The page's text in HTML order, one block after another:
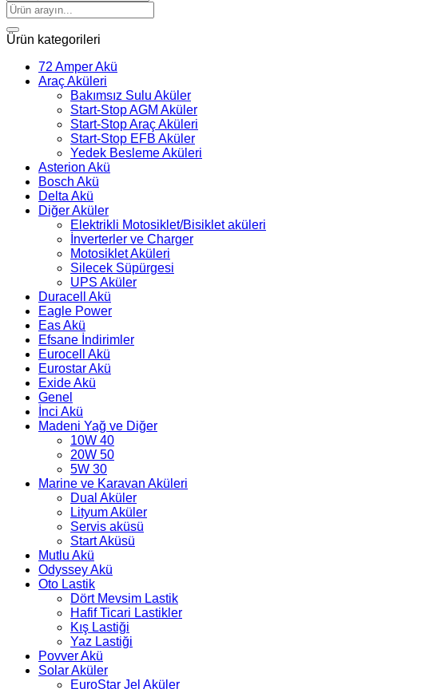
Ara:
Ürün kategorileri
72 Amper Akü
Araç Aküleri
Bakımsız Sulu Aküler
Start-Stop AGM Aküler
Start-Stop Araç Aküleri
Start-Stop EFB Aküler
Yedek Besleme Aküleri
Asterion Akü
Bosch Akü
Delta Akü
Diğer Aküler
Elektrikli Motosiklet/Bisiklet aküleri
İnverterler ve Charger
Motosiklet Aküleri
Silecek Süpürgesi
UPS Aküler
Duracell Akü
Eagle Power
Eas Akü
Efsane İndirimler
Eurocell Akü
Eurostar Akü
Exide Akü
Genel
İnci Akü
Madeni Yağ ve Diğer
10W 40
20W 50
5W 30
Marine ve Karavan Aküleri
Dual Aküler
Lityum Aküler
Servis aküsü
Start Aküsü
Mutlu Akü
Odyssey Akü
Oto Lastik
Dört Mevsim Lastik
Hafif Ticari Lastikler
Kış Lastiği
Yaz Lastiği
Povver Akü
Solar Aküler
EuroStar Jel Aküler